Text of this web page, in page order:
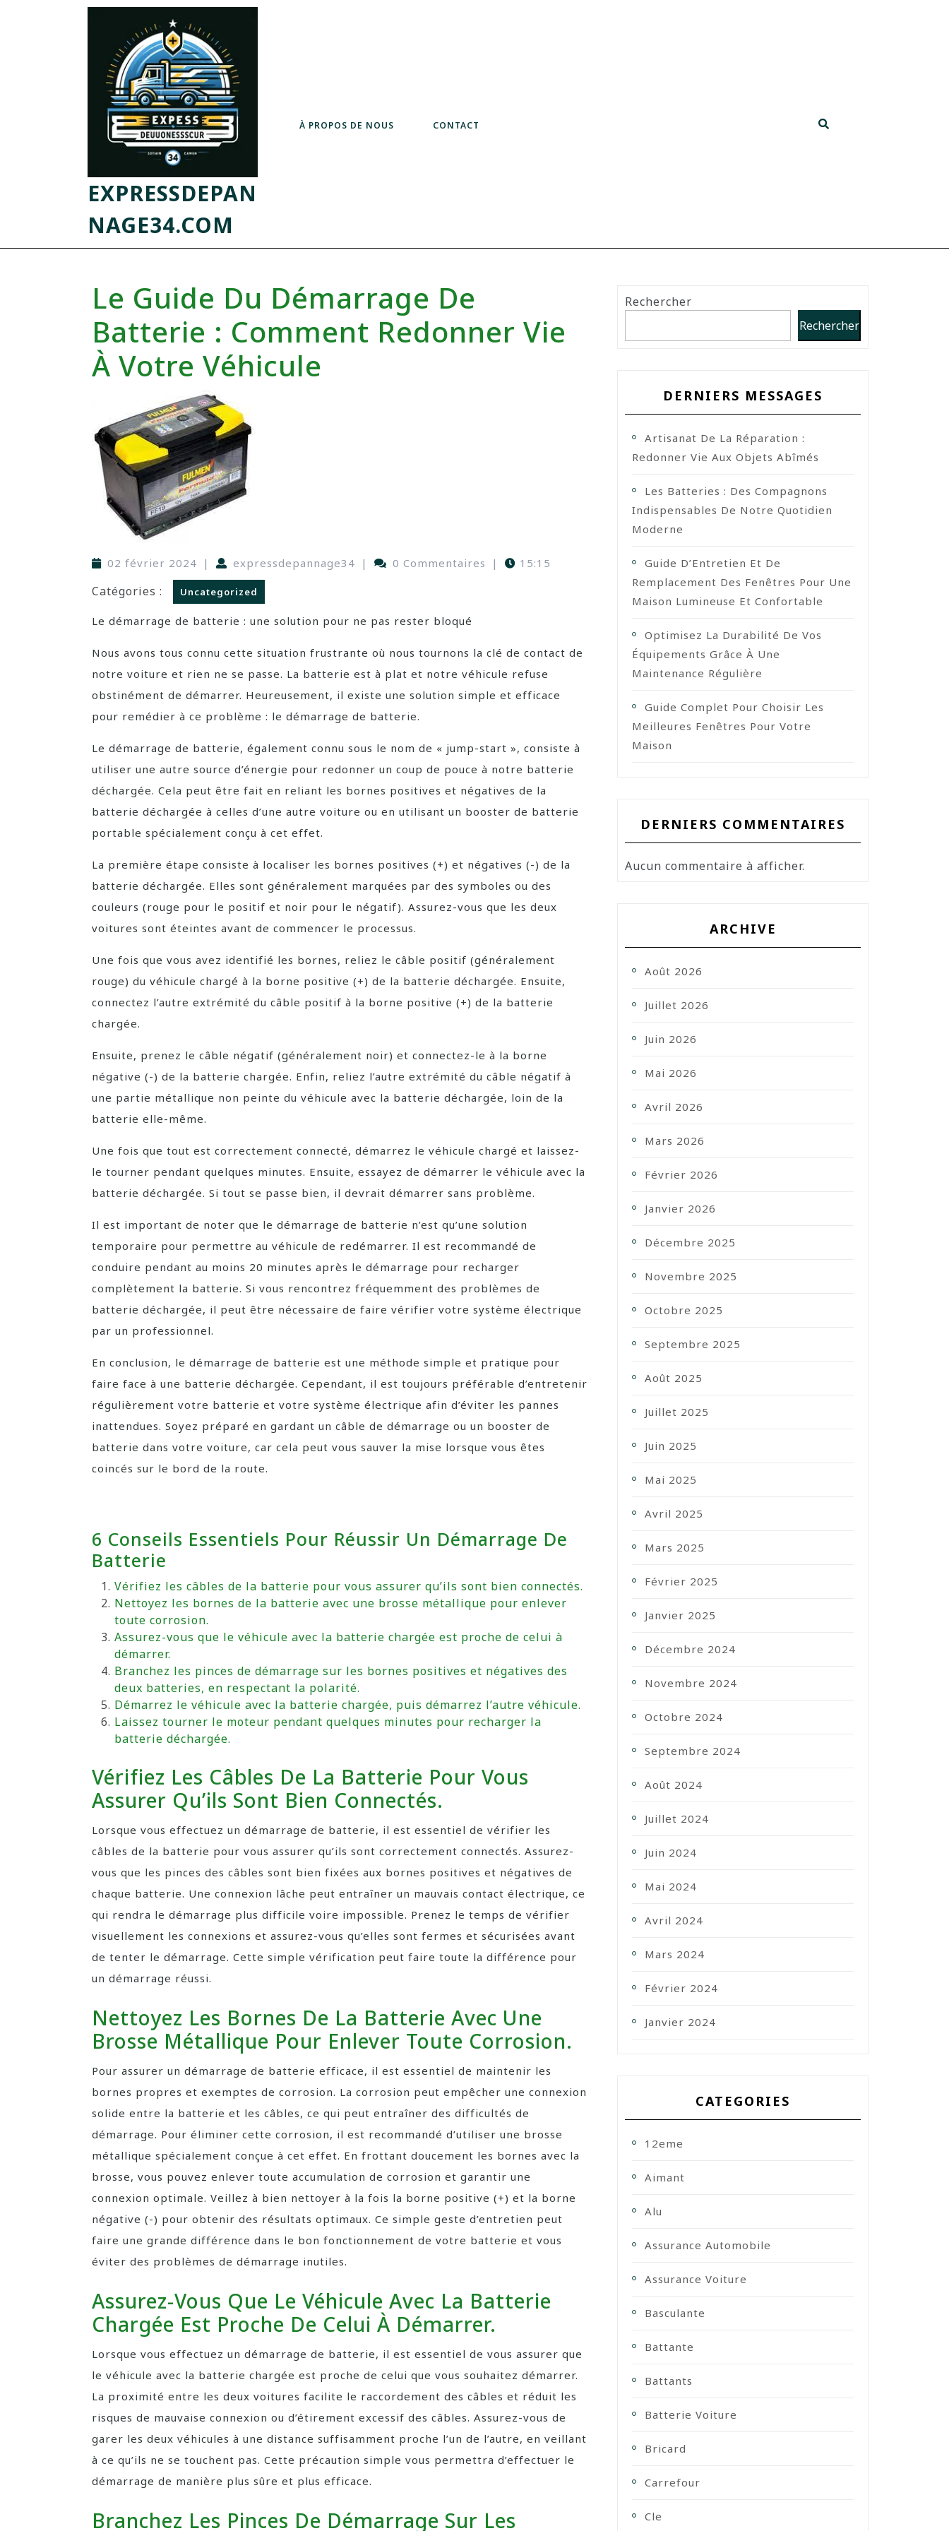
EXPRESSDEPAN
NAGE34.COM
À PROPOS DE NOUS CONTACT
Le Guide Du Démarrage De
Batterie : Comment Redonner Vie
À Votre Véhicule
02 février 2024 | expressdepannage34 | 0 Commentaires | 15:15
Catégories : Uncategorized
Le démarrage de batterie : une solution pour ne pas rester bloqué
Nous avons tous connu cette situation frustrante où nous tournons la clé de contact de
notre voiture et rien ne se passe. La batterie est à plat et notre véhicule refuse
obstinément de démarrer. Heureusement, il existe une solution simple et efficace
pour remédier à ce problème : le démarrage de batterie.
Le démarrage de batterie, également connu sous le nom de « jump-start », consiste à
utiliser une autre source d’énergie pour redonner un coup de pouce à notre batterie
déchargée. Cela peut être fait en reliant les bornes positives et négatives de la
batterie déchargée à celles d’une autre voiture ou en utilisant un booster de batterie
portable spécialement conçu à cet effet.
La première étape consiste à localiser les bornes positives (+) et négatives (-) de la
batterie déchargée. Elles sont généralement marquées par des symboles ou des
couleurs (rouge pour le positif et noir pour le négatif). Assurez-vous que les deux
voitures sont éteintes avant de commencer le processus.
Une fois que vous avez identifié les bornes, reliez le câble positif (généralement
rouge) du véhicule chargé à la borne positive (+) de la batterie déchargée. Ensuite,
connectez l’autre extrémité du câble positif à la borne positive (+) de la batterie
chargée.
Ensuite, prenez le câble négatif (généralement noir) et connectez-le à la borne
négative (-) de la batterie chargée. Enfin, reliez l’autre extrémité du câble négatif à
une partie métallique non peinte du véhicule avec la batterie déchargée, loin de la
batterie elle-même.
Une fois que tout est correctement connecté, démarrez le véhicule chargé et laissez-
le tourner pendant quelques minutes. Ensuite, essayez de démarrer le véhicule avec la
batterie déchargée. Si tout se passe bien, il devrait démarrer sans problème.
Il est important de noter que le démarrage de batterie n’est qu’une solution
temporaire pour permettre au véhicule de redémarrer. Il est recommandé de
conduire pendant au moins 20 minutes après le démarrage pour recharger
complètement la batterie. Si vous rencontrez fréquemment des problèmes de
batterie déchargée, il peut être nécessaire de faire vérifier votre système électrique
par un professionnel.
En conclusion, le démarrage de batterie est une méthode simple et pratique pour
faire face à une batterie déchargée. Cependant, il est toujours préférable d’entretenir
régulièrement votre batterie et votre système électrique afin d’éviter les pannes
inattendues. Soyez préparé en gardant un câble de démarrage ou un booster de
batterie dans votre voiture, car cela peut vous sauver la mise lorsque vous êtes
coincés sur le bord de la route.
6 Conseils Essentiels Pour Réussir Un Démarrage De
Batterie
Vérifiez les câbles de la batterie pour vous assurer qu’ils sont bien connectés.
Nettoyez les bornes de la batterie avec une brosse métallique pour enlever
toute corrosion.
Assurez-vous que le véhicule avec la batterie chargée est proche de celui à
démarrer.
Branchez les pinces de démarrage sur les bornes positives et négatives des
deux batteries, en respectant la polarité.
Démarrez le véhicule avec la batterie chargée, puis démarrez l’autre véhicule.
Laissez tourner le moteur pendant quelques minutes pour recharger la
batterie déchargée.
Vérifiez Les Câbles De La Batterie Pour Vous
Assurer Qu’ils Sont Bien Connectés.
Lorsque vous effectuez un démarrage de batterie, il est essentiel de vérifier les
câbles de la batterie pour vous assurer qu’ils sont correctement connectés. Assurez-
vous que les pinces des câbles sont bien fixées aux bornes positives et négatives de
chaque batterie. Une connexion lâche peut entraîner un mauvais contact électrique, ce
qui rendra le démarrage plus difficile voire impossible. Prenez le temps de vérifier
visuellement les connexions et assurez-vous qu’elles sont fermes et sécurisées avant
de tenter le démarrage. Cette simple vérification peut faire toute la différence pour
un démarrage réussi.
Nettoyez Les Bornes De La Batterie Avec Une
Brosse Métallique Pour Enlever Toute Corrosion.
Pour assurer un démarrage de batterie efficace, il est essentiel de maintenir les
bornes propres et exemptes de corrosion. La corrosion peut empêcher une connexion
solide entre la batterie et les câbles, ce qui peut entraîner des difficultés de
démarrage. Pour éliminer cette corrosion, il est recommandé d’utiliser une brosse
métallique spécialement conçue à cet effet. En frottant doucement les bornes avec la
brosse, vous pouvez enlever toute accumulation de corrosion et garantir une
connexion optimale. Veillez à bien nettoyer à la fois la borne positive (+) et la borne
négative (-) pour obtenir des résultats optimaux. Ce simple geste d’entretien peut
faire une grande différence dans le bon fonctionnement de votre batterie et vous
éviter des problèmes de démarrage inutiles.
Assurez-Vous Que Le Véhicule Avec La Batterie
Chargée Est Proche De Celui À Démarrer.
Lorsque vous effectuez un démarrage de batterie, il est essentiel de vous assurer que
le véhicule avec la batterie chargée est proche de celui que vous souhaitez démarrer.
La proximité entre les deux voitures facilite le raccordement des câbles et réduit les
risques de mauvaise connexion ou d’étirement excessif des câbles. Assurez-vous de
garer les deux véhicules à une distance suffisamment proche l’un de l’autre, en veillant
à ce qu’ils ne se touchent pas. Cette précaution simple vous permettra d’effectuer le
démarrage de manière plus sûre et plus efficace.
Branchez Les Pinces De Démarrage Sur Les
Rechercher
Rechercher
DERNIERS MESSAGES
Artisanat De La Réparation :
Redonner Vie Aux Objets Abîmés
Les Batteries : Des Compagnons
Indispensables De Notre Quotidien
Moderne
Guide D’Entretien Et De
Remplacement Des Fenêtres Pour Une
Maison Lumineuse Et Confortable
Optimisez La Durabilité De Vos
Équipements Grâce À Une
Maintenance Régulière
Guide Complet Pour Choisir Les
Meilleures Fenêtres Pour Votre
Maison
DERNIERS COMMENTAIRES
Aucun commentaire à afficher.
ARCHIVE
Août 2026
Juillet 2026
Juin 2026
Mai 2026
Avril 2026
Mars 2026
Février 2026
Janvier 2026
Décembre 2025
Novembre 2025
Octobre 2025
Septembre 2025
Août 2025
Juillet 2025
Juin 2025
Mai 2025
Avril 2025
Mars 2025
Février 2025
Janvier 2025
Décembre 2024
Novembre 2024
Octobre 2024
Septembre 2024
Août 2024
Juillet 2024
Juin 2024
Mai 2024
Avril 2024
Mars 2024
Février 2024
Janvier 2024
CATEGORIES
12eme
Aimant
Alu
Assurance Automobile
Assurance Voiture
Basculante
Battante
Battants
Batterie Voiture
Bricard
Carrefour
Cle